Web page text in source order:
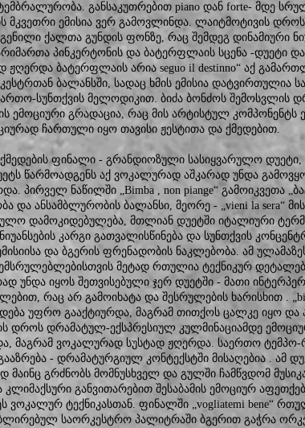
განსაკუთრებით piano დან forte- მდე
მკვეთრი ემისია ვერ გამოვლინდა. ლაიტმოტივის
ქალთა გუნდის ფონზე, რაც შემდეგ დინამიური
პინკერტონის და ბატერფლაის სცენა -დუეტი
ჟღერდა ბატერფლაის არია seguo il destinno“ აქ
ბალანსში, სადაც ხმის ემისია დატვირთულია
სუნთქვის მელოდიკით. ბიძა ბონძოს შემოსვლის
ემოციური გრადაცია, რაც მის არტისტულ კომპონენტს
ჩართული იყო თავისი ჟესტითა და ქმედებით.
ფინალი - გრანდიოზული სასიყვარულო
წარმოადგენს აქ ვოკალურად აშკარად უნდა
პირველ ნაწილში „Bimba , non piange“ გამოიკვეთა
და ანსამბლურობის ბალანსი, მეორე - „vieni la sera“
დამოკიდებულება, მთლიან დუეტში იტალიური
კარგი გათვალისწინება და სუნთქვის
და ბგერის ფრენადობის ნაკლებობა. ამ
მეტად რთულია ტექნიკურ
უნდა იყოს შეთვისებული ჯერ დუეტში - მათი
რაც არ გამოიხატა და შესრულების ხარისხით .
უფრო გააქტიურდა, მაგრამ თითქოს ცალკე იყო და
დროს დრამატულ-ექსპრესიულ კულმინაციამდე
მაგრამ ვოკალურად სუსტად ჟღერდა. საერთო ტემპო-
- დრამატურგიულ კონტექსტში მისაღებია . ამ
მაინც გრძნობს მომნუსხველ და გულში ჩამწვდომ
კლიმაქსური განვითარებით შესაბამის ემოციურ
ვოკალურ ტექნიკასთან. ფინალში „vogliatemi bene“
საორკესტრო პალიტრაში ბგერით გაჭრა